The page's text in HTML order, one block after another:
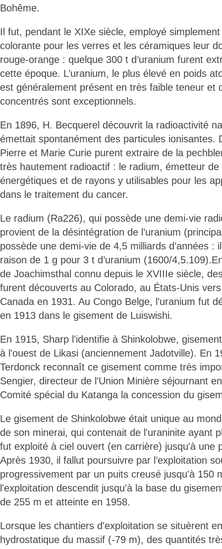
Bohême.
Il fut, pendant le XIXe siècle, employé
colorante pour les verres et les céramiques leur
rouge-orange : quelque 300 t d’uranium furent
cette époque. L’uranium, le plus élevé en poids
est généralement présent en très faible teneur et
concentrés sont exceptionnels.
En 1896, H. Becquerel découvrit la radioactivité
émettait spontanément des particules ionisantes.
Pierre et Marie Curie purent extraire de la
très hautement radioactif : le radium, émetteur
énergétiques et de rayons y utilisables pour les
dans le traitement du cancer.
Le radium (Ra226), qui possède une demi-vie
provient de la désintégration de l’uranium
possède une demi-vie de 4,5 milliards d’années :
raison de 1 g pour 3 t d’uranium (1600/
de Joachimsthal connu depuis le XVIIIe siècle,
furent découverts au Colorado, au États-Unis vers
Canada en 1931. Au Congo Belge, l’uranium fut
en 1913 dans le gisement de Luiswishi.
En 1915, Sharp l’identifie à Shinkolobwe,
à l'ouest de Likasi (anciennement Jadotville). En
Terdonck reconnaît ce gisement comme très
Sengier, directeur de l'Union Minière séjournant
Comité spécial du Katanga la concession du
Le gisement de Shinkolobwe était unique au
de son minerai, qui contenait de l'uraninite ayant
fut exploité à ciel ouvert (en carrière) jusqu'à une
Après 1930, il fallut poursuivre par l’exploitation
progressivement par un puits creusé jusqu'à 150
l'exploitation descendit jusqu'à la base du
de 255 m et atteinte en 1958.
Lorsque les chantiers d'exploitation se situèrent
hydrostatique du massif (-79 m), des quantités